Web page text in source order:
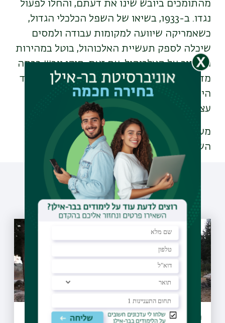
מהתומכים ביובש שינו את דעתם, והחלו לפעול
נגדו. ב-1933, בשיאו של השפל הכלכלי הגדול,
כשאמריקה שיוועה למקומות עבודה ולמסים
שיכלה לספק תעשיית האלכוהול, בוטל במהירות
האיסור על האלכוהול. עם זאת, חוקי יובש בכמה
מדינות שררו עד שנות החמישים והשישים, ועד
היום יישובים שונים ברחבי ארה"ב מכריזים על
עצמם כיבשים.
מעוניינים לקרוא על זרקורים נוספים לאורך
השנה?
היכנסו
עוד כתבות שיעניינו אותך
מיזם "קחו אתכם את הזבל" יקודם בעולם